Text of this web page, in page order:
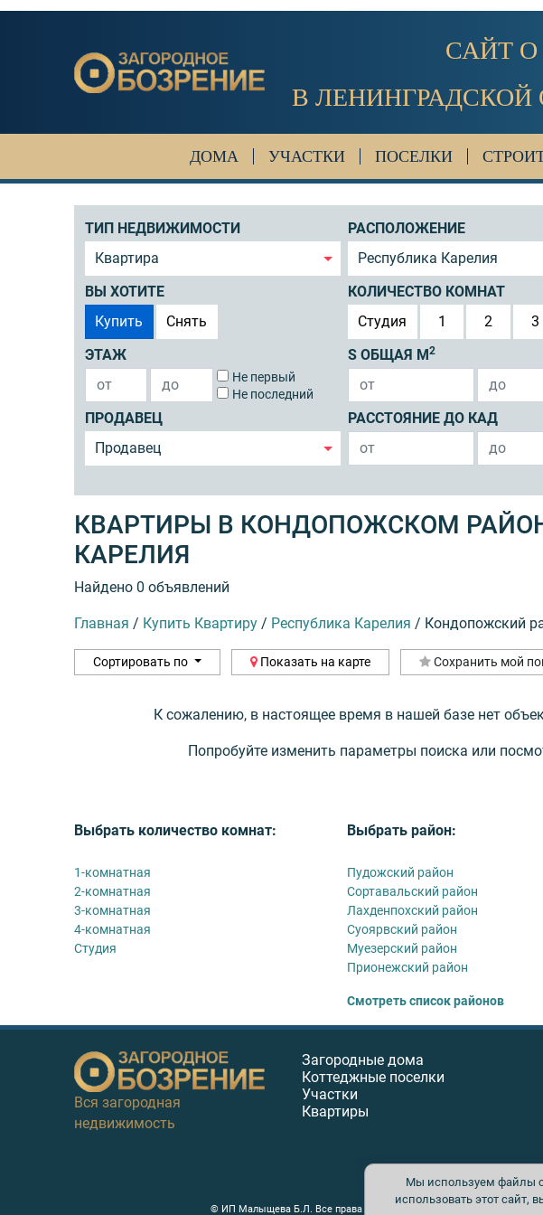
САЙТ
В ЛЕНИНГРАДСКОЙ
ДОМА УЧАСТКИ ПОСЕЛКИ
ТИП НЕДВИЖИМОСТИ
Квартира
РАСПОЛОЖЕНИЕ
Республика Карелия
ВЫ ХОТИТЕ
Купить
Снять
КОЛИЧЕСТВО КОМНАТ
Студия
1 2 3
ЭТАЖ
Не первый
Не последний
S ОБЩАЯ М 2
ПРОДАВЕЦ
Продавец
РАССТОЯНИЕ ДО КАД
КВАРТИРЫ В КОНДОПОЖСКОМ
КАРЕЛИЯ
Найдено 0 объявлений
Главная / Купить Квартиру / Республика Карелия / Кондопожский
Сортировать по Показать на карте Сохранить мой
К сожалению, в настоящее время в нашей базе нет
Попробуйте изменить параметры поиска или
Выбрать количество комнат:
1-комнатная
2-комнатная
3-комнатная
4-комнатная
Студия
Выбрать район:
Пудожский район
Сортавальский район
Лахденпохский район
Суоярвский район
Муезерский район
Прионежский район
Смотреть список районов
Вся загородная
недвижимость
Загородные дома
Коттеджные поселки
Участки
Квартиры
© ИП Малыщева Б.Л. Все права защищены. Перепечатка материалов
Мы используем файлы
использовать этот сайт,